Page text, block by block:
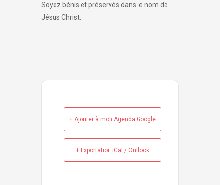
Soyez bénis et préservés dans le nom de
Jésus Christ.
+ Ajouter à mon Agenda Google
+ Exportation iCal / Outlook